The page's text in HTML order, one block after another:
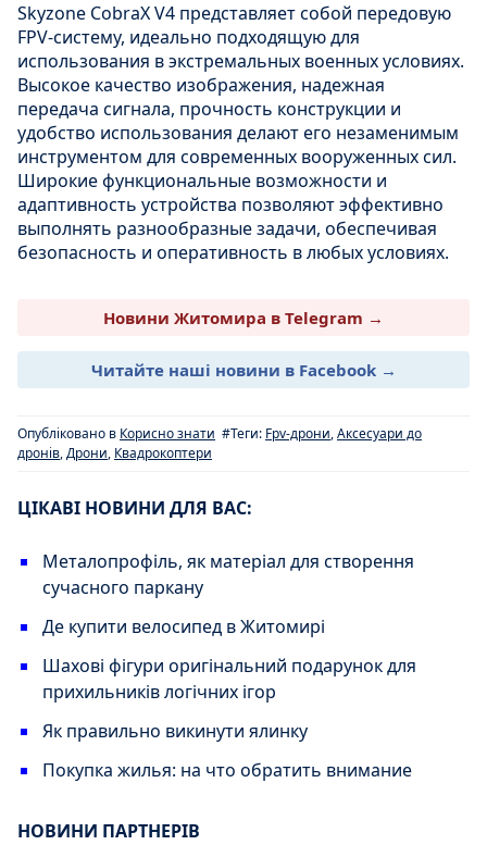
Skyzone CobraX V4 представляет собой передовую
FPV-систему, идеально подходящую для
использования в экстремальных военных условиях.
Высокое качество изображения, надежная
передача сигнала, прочность конструкции и
удобство использования делают его незаменимым
инструментом для современных вооруженных сил.
Широкие функциональные возможности и
адаптивность устройства позволяют эффективно
выполнять разнообразные задачи, обеспечивая
безопасность и оперативность в любых условиях.
Новини Житомира в Telegram →
Читайте наші новини в Facebook →
Опубліковано в Корисно знати #Теги: Fpv-дрони,Аксесуари до
дронів,Дрони, Квадрокоптери
ЦІКАВІ НОВИНИ ДЛЯ ВАС:
Металопрофіль, як матеріал для створення
сучасного паркану
Де купити велосипед в Житомирі
Шахові фігури оригінальний подарунок для
прихильників логічних ігор
Як правильно викинути ялинку
Покупка жилья: на что обратить внимание
НОВИНИ ПАРТНЕРІВ